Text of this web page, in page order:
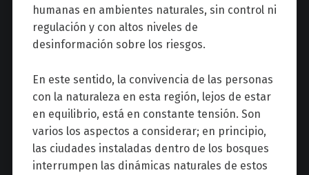
humanas en ambientes naturales, sin control ni
regulación y con altos niveles de
desinformación sobre los riesgos.
En este sentido, la convivencia de las personas
con la naturaleza en esta región, lejos de estar
en equilibrio, está en constante tensión. Son
varios los aspectos a considerar; en principio,
las ciudades instaladas dentro de los bosques
interrumpen las dinámicas naturales de estos